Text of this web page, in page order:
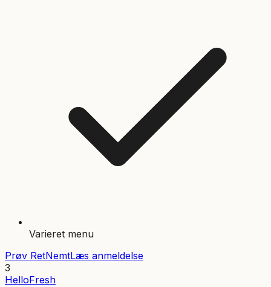
Varieret menu
Prøv RetNemtLæs anmeldelse
3
HelloFresh